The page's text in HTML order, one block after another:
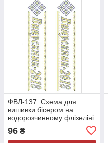
ФВЛ-137. Схема для
вишивки бісером на
водорозчинному флізеліні
96 ₴